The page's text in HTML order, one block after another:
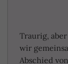
Traurig,
wir
Abschied